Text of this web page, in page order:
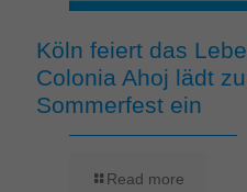
Köln feiert das
Colonia Ahoj lädt
Sommerfest ein
Read more